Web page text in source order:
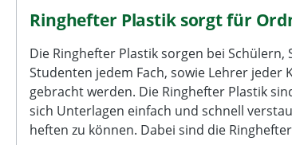
Ringhefter Plastik sorgt für
Die Ringhefter Plastik sorgen bei
Studenten jedem Fach, sowie Lehrer jeder
gebracht werden. Die Ringhefter Plastik
sich Unterlagen einfach und schnell
heften zu können. Dabei sind die